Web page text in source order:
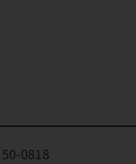
50-0818